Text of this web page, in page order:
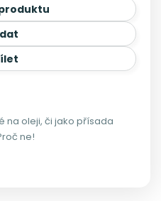
na oleji, či jako přísada
ne!